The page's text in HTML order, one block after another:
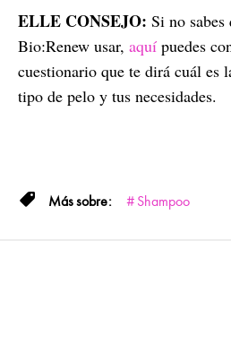
ELLE CONSEJO: Si no
Bio:Renew usar, aquí puedes
cuestionario que te dirá cuál es
tipo de pelo y tus necesidades.
Shampoo